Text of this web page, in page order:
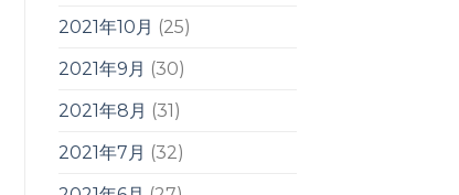
2021年10月 (25)
2021年9月 (30)
2021年8月 (31)
2021年7月 (32)